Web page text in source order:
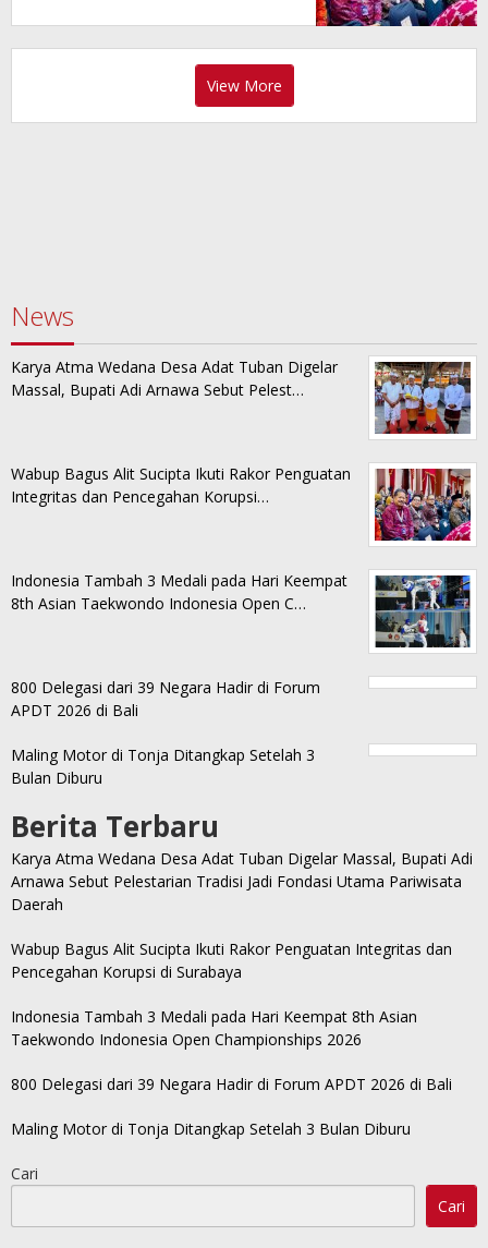
View More
News
Karya Atma Wedana Desa Adat Tuban Digelar
Massal, Bupati Adi Arnawa Sebut Pelest…
Wabup Bagus Alit Sucipta Ikuti Rakor Penguatan
Integritas dan Pencegahan Korupsi…
Indonesia Tambah 3 Medali pada Hari Keempat
8th Asian Taekwondo Indonesia Open C…
800 Delegasi dari 39 Negara Hadir di Forum
APDT 2026 di Bali
Maling Motor di Tonja Ditangkap Setelah 3
Bulan Diburu
Berita Terbaru
Karya Atma Wedana Desa Adat Tuban Digelar Massal, Bupati Adi
Arnawa Sebut Pelestarian Tradisi Jadi Fondasi Utama Pariwisata
Daerah
Wabup Bagus Alit Sucipta Ikuti Rakor Penguatan Integritas dan
Pencegahan Korupsi di Surabaya
Indonesia Tambah 3 Medali pada Hari Keempat 8th Asian
Taekwondo Indonesia Open Championships 2026
800 Delegasi dari 39 Negara Hadir di Forum APDT 2026 di Bali
Maling Motor di Tonja Ditangkap Setelah 3 Bulan Diburu
Cari
Cari